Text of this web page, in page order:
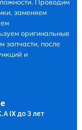
Проводим
заменяем
оригинальные
запчасти, после
и
IX до 3 лет